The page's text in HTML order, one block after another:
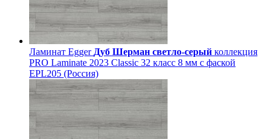
Ламинат Egger Дуб Шерман светло-серый коллекция
PRO Laminate 2023 Classic 32 класс 8 мм с фаской
EPL205 (Россия)